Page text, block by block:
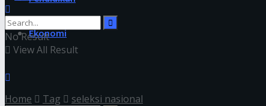
Ekonomi
No Result
View All Result
Home Tag seleksi nasional